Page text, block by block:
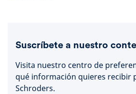
Suscríbete a nuestro
Visita nuestro centro de
qué información quieres recibir
Schroders.